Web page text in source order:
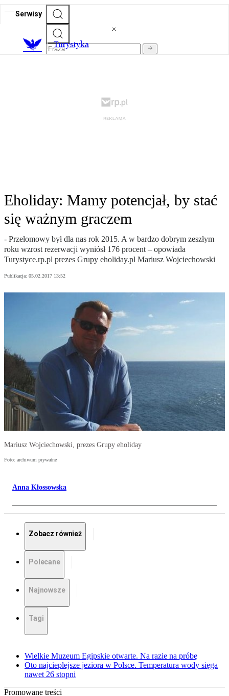
Serwisy
Turystyka
Eholiday: Mamy potencjał, by stać
się ważnym graczem
- Przełomowy był dla nas rok 2015. A w bardzo dobrym zeszłym
roku wzrost rezerwacji wyniósł 176 procent – opowiada
Turystyce.rp.pl prezes Grupy eholiday.pl Mariusz Wojciechowski
Publikacja: 05.02.2017 13:52
Mariusz Wojciechowski, prezes Grupy eholiday
Foto: archiwum prywatne
Anna Kłossowska
Zobacz również
Polecane
Najnowsze
Tagi
Wielkie Muzeum Egipskie otwarte. Na razie na próbę
Oto najcieplejsze jeziora w Polsce. Temperatura wody sięga
nawet 26 stopni
Promowane treści